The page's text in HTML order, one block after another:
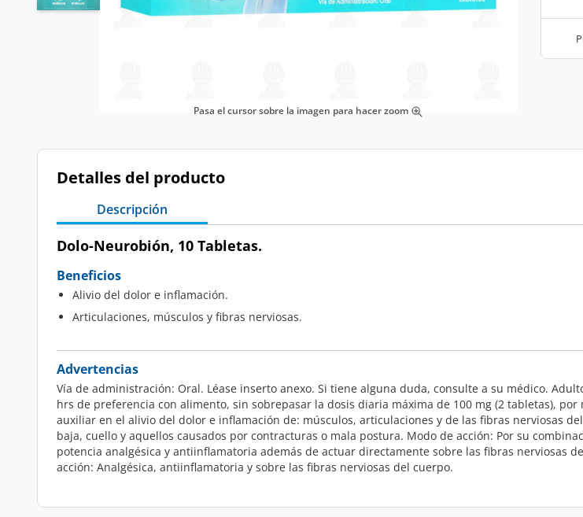
Pasa el cursor sobre la imagen para hacer zoom
Detalles del producto
Descripción
Dolo-Neurobión, 10 Tabletas.
Beneficios
Alivio del dolor e inflamación.
Articulaciones, músculos y fibras nerviosas.
Advertencias
Vía de administración: Oral. Léase inserto anexo. Si tiene alguna duda, consulte a su médico.
hrs de preferencia con alimento, sin sobrepasar la dosis diaria máxima de 100 mg (2 tabletas),
auxiliar en el alivio del dolor e inflamación de: músculos, articulaciones y de las fibras nerviosas
baja, cuello y aquellos causados por contracturas o mala postura. Modo de acción: Por su
potencia analgésica y antiinflamatoria además de actuar directamente sobre las fibras nerviosas
acción: Analgésica, antiinflamatoria y sobre las fibras nerviosas del cuerpo.